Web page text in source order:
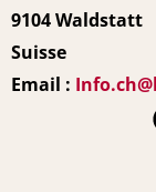
9104 Waldstatt
Suisse
Email :